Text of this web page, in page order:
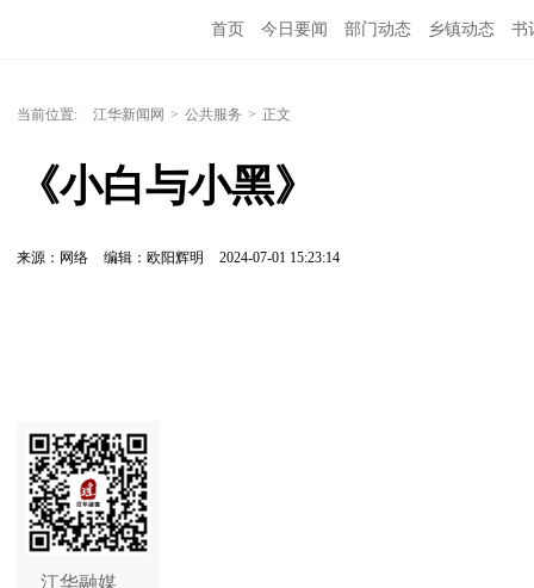
首页 今日要闻 部门动态 乡镇动态 书
当前位置: 江华新闻网 > 公共服务 > 正文
《小白与小黑》
来源：网络 编辑：欧阳辉明 2024-07-01 15:23:14
江华融媒